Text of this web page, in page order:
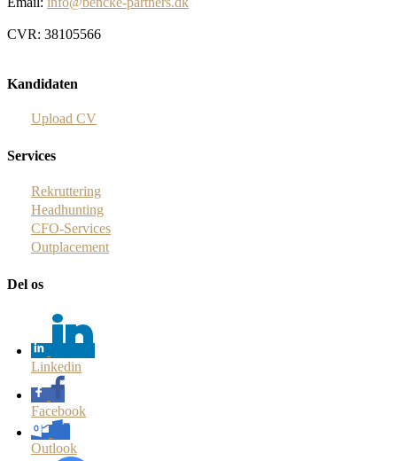
CVR: 38105566
Kandidaten
Upload CV
Services
Rekruttering
Headhunting
CFO-Services
Outplacement
Del os
Linkedin
Facebook
Outlook